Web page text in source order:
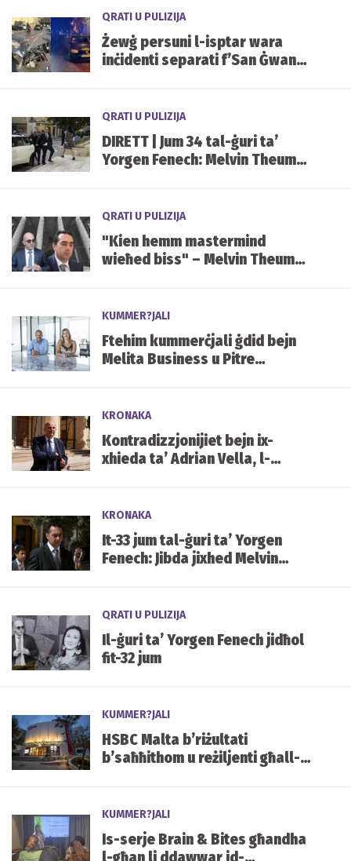
QRATI U PULIZIJA
Żewġ persuni l-isptar wara
inċidenti separati f’San Ġwann
QRATI U PULIZIJA
DIRETT | Jum 34 tal-ġuri ta’
Yorgen Fenech: Melvin Theuma
QRATI U PULIZIJA
"Kien hemm mastermind
wieħed biss" – Melvin Theuma
Galizia
KUMMER?JALI
Ftehim kummerċjali ġdid bejn
Melita Business u Pitre
KRONAKA
Kontradizzjonijiet bejn ix-
xhieda ta’ Adrian Vella, l-
KRONAKA
It-33 jum tal-ġuri ta’ Yorgen
Fenech: Jibda jixhed Melvin
QRATI U PULIZIJA
Il-ġuri ta’ Yorgen Fenech jidħol
fit-32 jum
KUMMER?JALI
HSBC Malta b’riżultati
b’saħħithom u reżiljenti għall-
KUMMER?JALI
Is-serje Brain & Bites għandha